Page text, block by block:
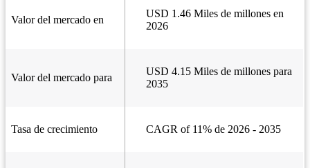
Valor del mercado en
USD 1.46 Miles de millones en
2026
Valor del mercado para
USD 4.15 Miles de millones para
2035
Tasa de crecimiento CAGR of 11% de 2026 - 2035